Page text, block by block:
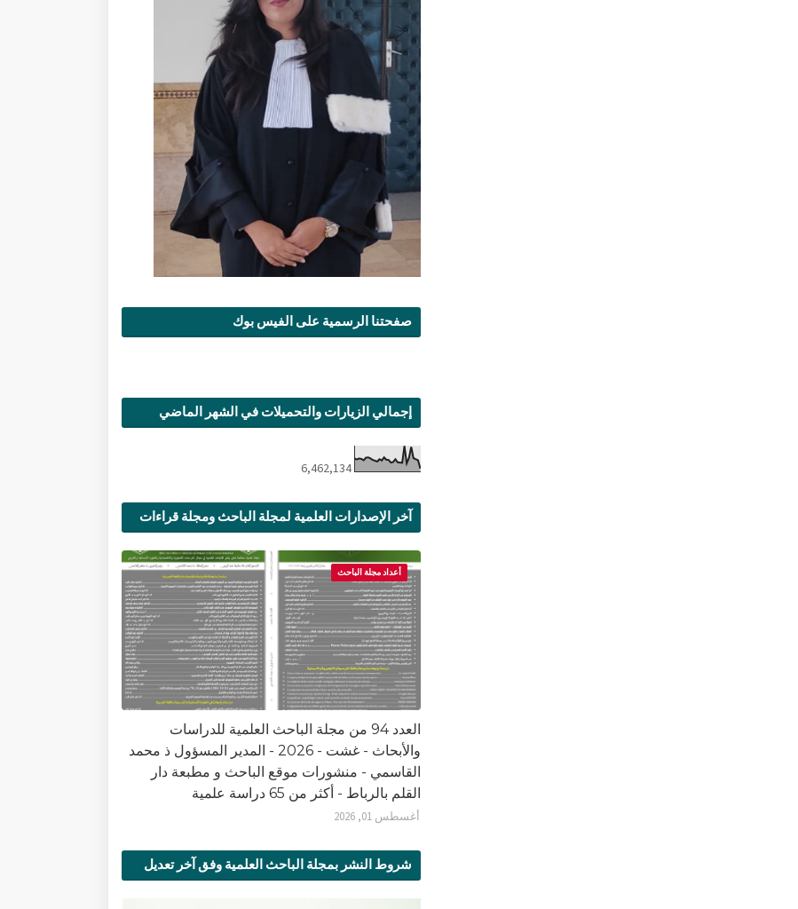
صفحتنا الرسمية على الفيس بوك
إجمالي الزيارات والتحميلات في الشهر الماضي
6,462,134
آخر الإصدارات العلمية لمجلة الباحث ومجلة قراءات
أعداد مجلة الباحث
العدد 94 من مجلة الباحث العلمية للدراسات
والأبحاث - غشت - 2026 - المدير المسؤول ذ محمد
القاسمي - منشورات موقع الباحث و مطبعة دار
القلم بالرباط - أكثر من 65 دراسة علمية
أغسطس 01, 2026
شروط النشر بمجلة الباحث العلمية وفق آخر تعديل